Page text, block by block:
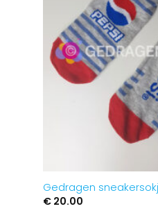
Gedragen
€20.00